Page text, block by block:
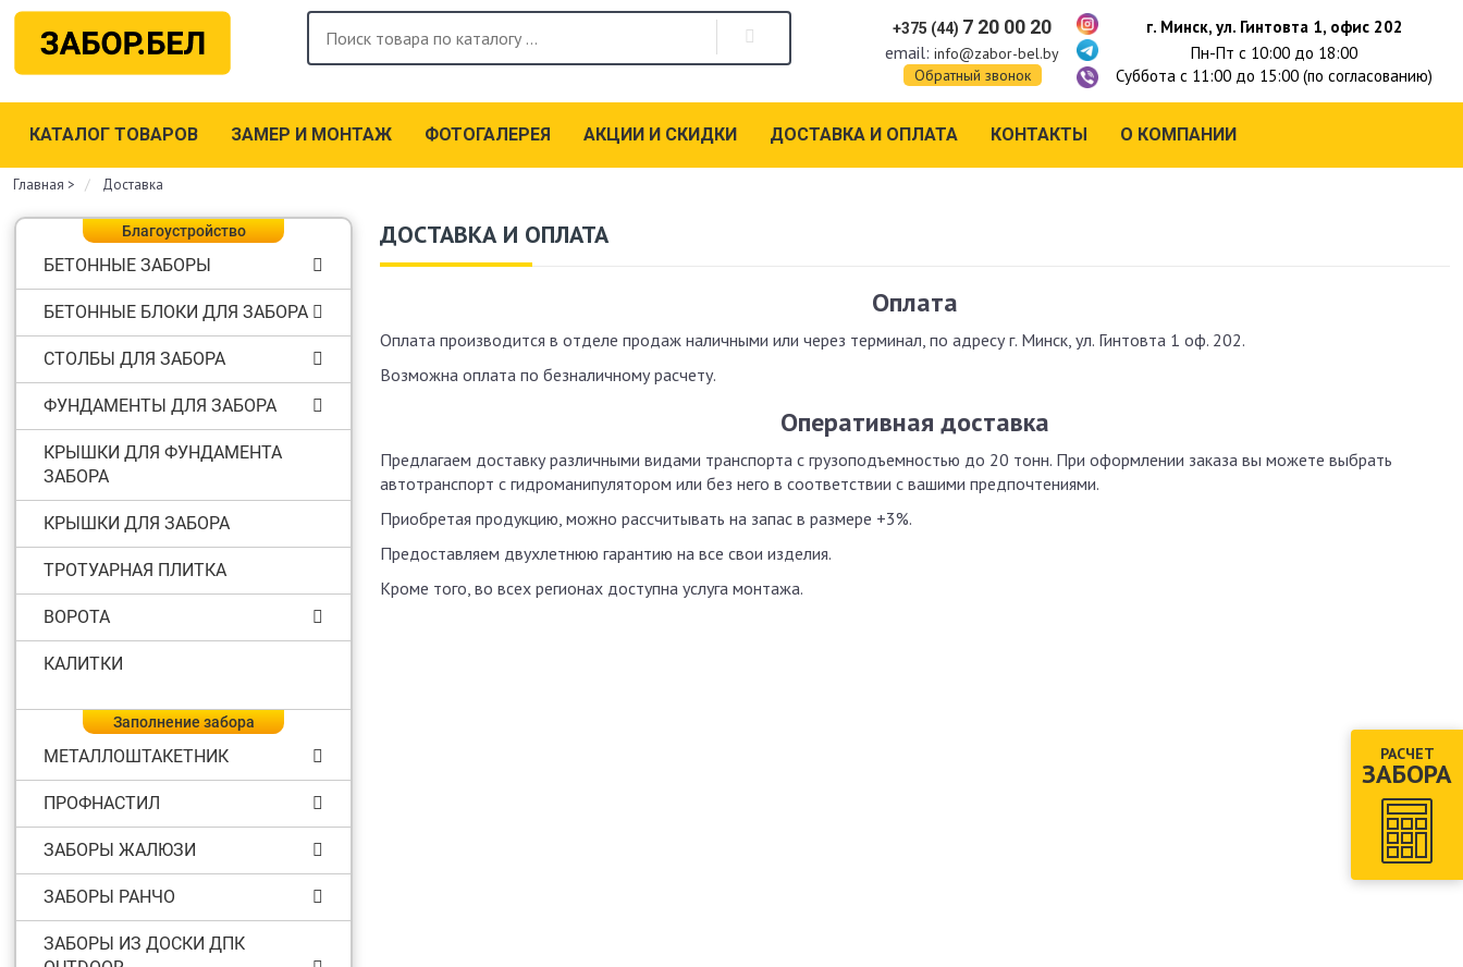
+375 (44) 7 20 00 20
email: info@zabor-bel.by
Обратный звонок
г. Минск, ул. Гинтовта 1, офис 202
Пн-Пт с 10:00 до 18:00
Суббота с 11:00 до 15:00 (по согласованию)
КАТАЛОГ ТОВАРОВ ЗАМЕР И МОНТАЖ ФОТОГАЛЕРЕЯ АКЦИИ И СКИДКИ ДОСТАВКА И ОПЛАТА КОНТАКТЫ О КОМПАНИИ
Главная > Доставка
Благоустройство
БЕТОННЫЕ ЗАБОРЫ
БЕТОННЫЕ БЛОКИ ДЛЯ ЗАБОРА
СТОЛБЫ ДЛЯ ЗАБОРА
ФУНДАМЕНТЫ ДЛЯ ЗАБОРА
КРЫШКИ ДЛЯ ФУНДАМЕНТА
ЗАБОРА
КРЫШКИ ДЛЯ ЗАБОРА
ТРОТУАРНАЯ ПЛИТКА
ВОРОТА
КАЛИТКИ
Заполнение забора
МЕТАЛЛОШТАКЕТНИК
ПРОФНАСТИЛ
ЗАБОРЫ ЖАЛЮЗИ
ЗАБОРЫ РАНЧО
ЗАБОРЫ ИЗ ДОСКИ ДПК
ДОСТАВКА И ОПЛАТА
Оплата
Оплата производится в отделе продаж наличными или через терминал, по адресу г. Минск, ул. Гинтовта 1 оф. 202.
Возможна оплата по безналичному расчету.
Оперативная доставка
Предлагаем доставку различными видами транспорта с грузоподъемностью до 20 тонн. При оформлении заказа вы можете выбрать
автотранспорт с гидроманипулятором или без него в соответствии с вашими предпочтениями.
Приобретая продукцию, можно рассчитывать на запас в размере +3%.
Предоставляем двухлетнюю гарантию на все свои изделия.
Кроме того, во всех регионах доступна услуга монтажа.
РАСЧЕТ
ЗАБОРА